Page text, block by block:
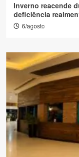
Inverno reacende
deficiência
6/agosto